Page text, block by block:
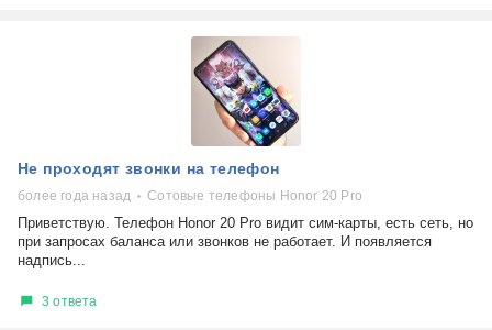
Не проходят звонки на телефон
более года назад Сотовые телефоны Honor 20 Pro
Приветствую. Телефон Honor 20 Pro видит сим-карты, есть сеть, но
при запросах баланса или звонков не работает. И появляется
надпись...
3 ответа